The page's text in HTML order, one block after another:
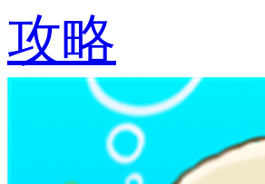
攻略